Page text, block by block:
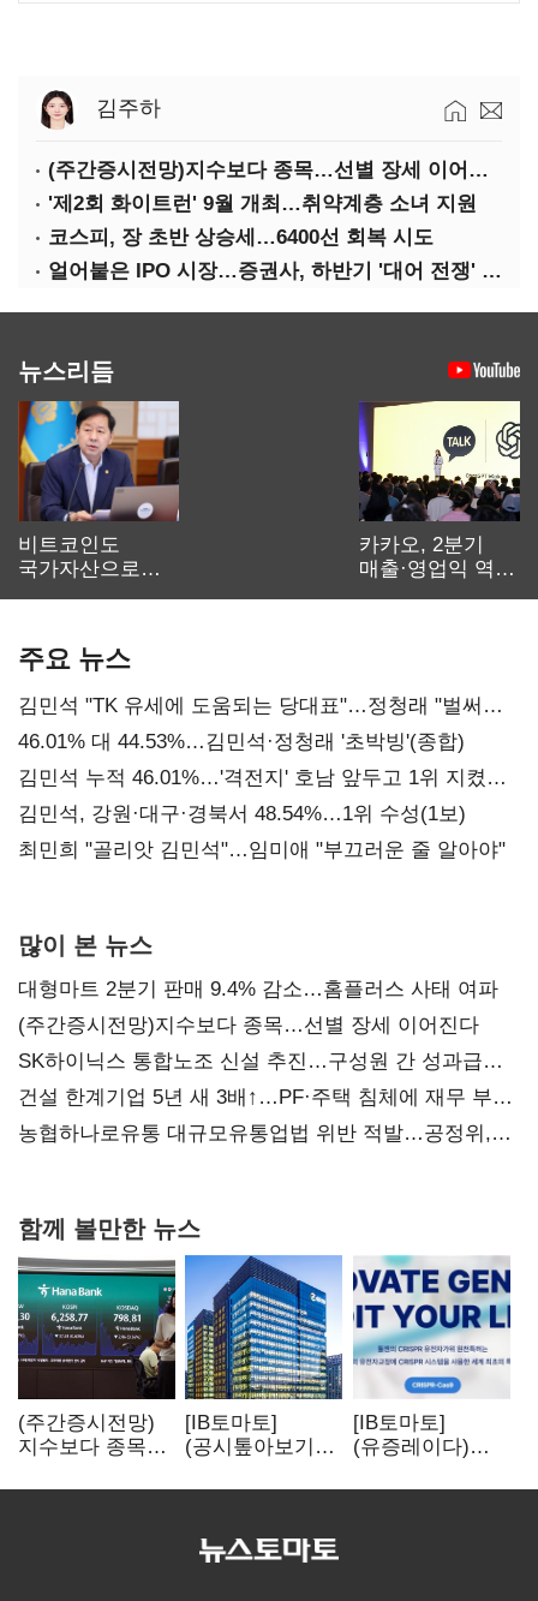
김주하
(주간증시전망)지수보다 종목…선별 장세 이어진다
'제2회 화이트런' 9월 개최…취약계층 소녀 지원
코스피, 장 초반 상승세…6400선 회복 시도
얼어붙은 IPO 시장…증권사, 하반기 '대어 전쟁' 기대
뉴스리듬
비트코인도
국가자산으로…'
카카오, 2분기
매출·영업익 역대
주요 뉴스
김민석 "TK 유세에 도움되는 당대표"…정청래 "벌써
대표된 양 당직 배분"
46.01% 대 44.53%…김민석·정청래 '초박빙'(종합)
김민석 누적 46.01%…'격전지' 호남 앞두고 1위 지켰다
(2보)
김민석, 강원·대구·경북서 48.54%…1위 수성(1보)
최민희 "골리앗 김민석"…임미애 "부끄러운 줄 알아야"
많이 본 뉴스
대형마트 2분기 판매 9.4% 감소…홈플러스 사태 여파
(주간증시전망)지수보다 종목…선별 장세 이어진다
SK하이닉스 통합노조 신설 추진…구성원 간 성과급
불만 확산
건설 한계기업 5년 새 3배↑…PF·주택 침체에 재무 부담
확대
농협하나로유통 대규모유통업법 위반 적발…공정위,
함께 볼만한 뉴스
(주간증시전망)
지수보다 종목…
이어진다
[IB토마토]
(공시톺아보기)
바로 매출로
[IB토마토]
(유증레이다)
3분의 1 토막…